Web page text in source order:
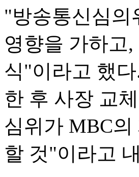
"방송통신심의
영향을 가하고
식"이라고 했
한 후 사장 교
심위가 MBC
할 것"이라고